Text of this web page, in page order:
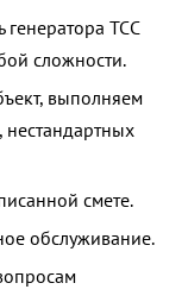
ТСС
сложности.
выполняем
смете.
обслуживание.